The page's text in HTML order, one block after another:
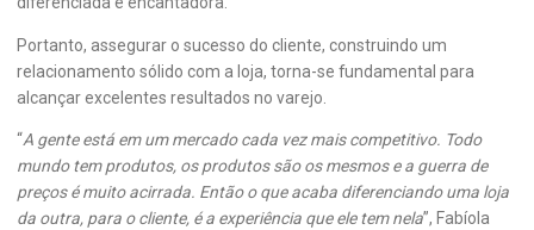
Portanto, assegurar o sucesso do cliente, construindo um
relacionamento sólido com a loja, torna-se fundamental para
alcançar excelentes resultados no varejo.
“A gente está em um mercado cada vez mais competitivo. Todo
mundo tem produtos, os produtos são os mesmos e a guerra de
preços é muito acirrada. Então o que acaba diferenciando uma loja
da outra, para o cliente, é a experiência que ele tem nela”, Fabíola